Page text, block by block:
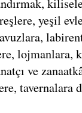
yeşil
lojmanlara,
ve
tavernalara